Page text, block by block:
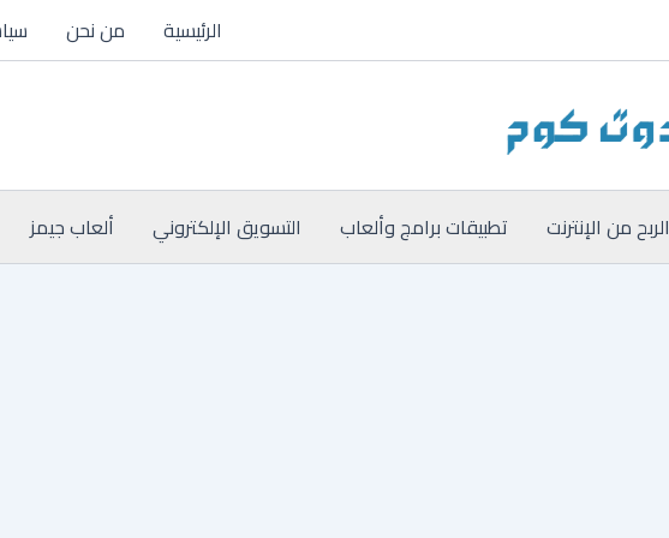
الرئيسية من نحن
الربح من الإنترنت تطبيقات برامج وألعاب التسويق الإلكتروني ألعاب جيمز